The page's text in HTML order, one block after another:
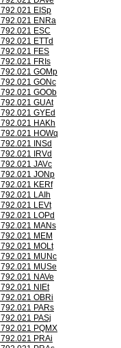
792.021 EISp
792.021 ENRa
792.021 ESC
792.021 ETTd
792.021 FES
792.021 FRIs
792.021 GOMp
792.021 GONc
792.021 GOOb
792.021 GUAt
792.021 GYEd
792.021 HAKh
792.021 HOWq
792.021 INSd
792.021 IRVd
792.021 JAVc
792.021 JONp
792.021 KERf
792.021 LAIh
792.021 LEVt
792.021 LOPd
792.021 MANs
792.021 MEM
792.021 MOLt
792.021 MUNc
792.021 MUSe
792.021 NAVe
792.021 NIEt
792.021 OBRi
792.021 PARs
792.021 PASj
792.021 PQMX
792.021 PRAi